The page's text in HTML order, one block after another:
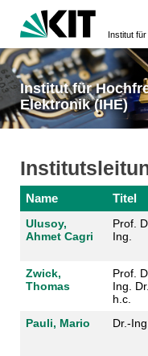
Institut für
Elektronik (IHE)
Name Titel
Ulusoy,
Ahmet Cagri
Prof.
Ing.
Zwick,
Thomas
Prof.
Ing. Dr.
h.c.
Pauli, Mario Dr.-Ing.